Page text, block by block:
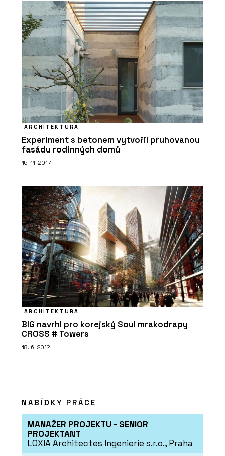
ARCHITEKTURA
Experiment s betonem vytvořil pruhovanou
fasádu rodinných domů
15. 11. 2017
ARCHITEKTURA
BIG navrhl pro korejský Soul mrakodrapy
CROSS # Towers
18. 6. 2012
NABÍDKY PRÁCE
MANAŽER PROJEKTU - SENIOR
PROJEKTANT
LOXIA Architectes Ingenierie s.r.o., Praha